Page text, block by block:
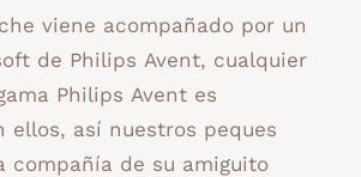
viene acompañado por un
de Philips Avent, cualquier
Philips Avent es
ellos, así nuestros peques
compañía de su amiguito